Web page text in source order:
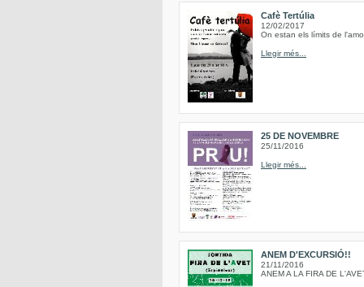
Cafè Tertúlia
12/02/2017
On estan els límits de
Llegir més...
25 DE NOVEMBRE
25/11/2016
Llegir més...
ANEM D'EXCURSIÓ!!
21/11/2016
ANEM A LA FIRA DE